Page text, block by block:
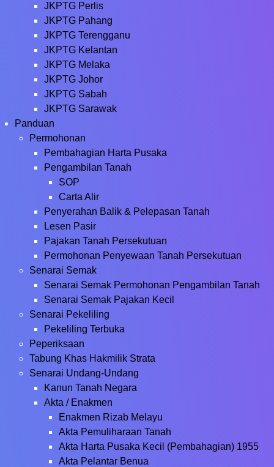
JKPTG Perlis
JKPTG Pahang
JKPTG Terengganu
JKPTG Kelantan
JKPTG Melaka
JKPTG Johor
JKPTG Sabah
JKPTG Sarawak
Panduan
Permohonan
Pembahagian Harta Pusaka
Pengambilan Tanah
SOP
Carta Alir
Penyerahan Balik & Pelepasan Tanah
Lesen Pasir
Pajakan Tanah Persekutuan
Permohonan Penyewaan Tanah Persekutuan
Senarai Semak
Senarai Semak Permohonan Pengambilan Tanah
Senarai Semak Pajakan Kecil
Senarai Pekeliling
Pekeliling Terbuka
Peperiksaan
Tabung Khas Hakmilik Strata
Senarai Undang-Undang
Kanun Tanah Negara
Akta / Enakmen
Enakmen Rizab Melayu
Akta Pemuliharaan Tanah
Akta Harta Pusaka Kecil (Pembahagian) 1955
Akta Pelantar Benua